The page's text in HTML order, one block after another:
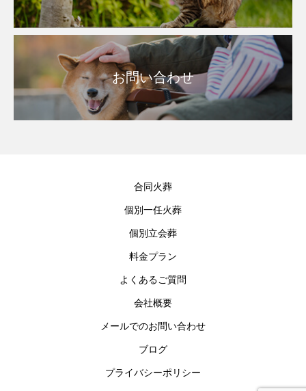
お問い合わせ
合同火葬
個別一任火葬
個別立会葬
料金プラン
よくあるご質問
会社概要
メールでのお問い合わせ
ブログ
プライバシーポリシー